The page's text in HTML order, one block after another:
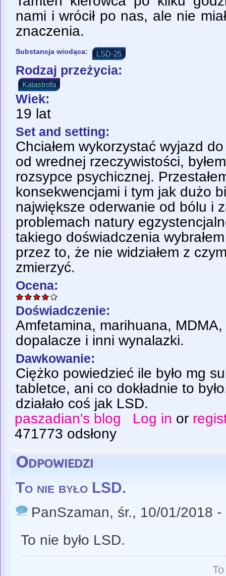
nami i wrócił po nas, ale nie
znaczenia.
Substancja wiodąca: LSD-25
Rodzaj przeżycia:
Katastrofa
Wiek:
19 lat
Set and setting:
Chciałem wykorzystać wyjazd
od wrednej rzeczywistości,
rozsypce psychicznej.
konsekwencjami i tym jak dużo
największe oderwanie od bólu i
problemach natury
takiego doświadczenia
przez to, że nie widziałem z
zmierzyć.
Ocena:
Doświadczenie:
Amfetamina, marihuana,
dopalacze i inni wynalazki.
Dawkowanie:
Ciężko powiedzieć ile było mg
tabletce, ani co dokładnie to
działało coś jak LSD.
paszadian's blog
Log in or
471773 odsłony
Odpowiedzi
To nie było LSD.
PanSzaman, śr., 10/01/2018 -
To nie było LSD.